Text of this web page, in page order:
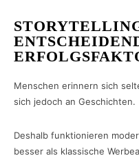
Menschen erinnern sich
sich jedoch an Geschichten.
Deshalb funktionieren
besser als klassische